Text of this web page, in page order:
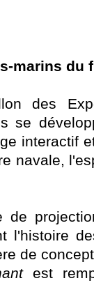
marins du
des
se
interactif
navale,
de
l'histoire
de
est